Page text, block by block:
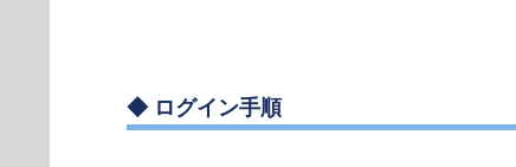
◆ ログイン手順